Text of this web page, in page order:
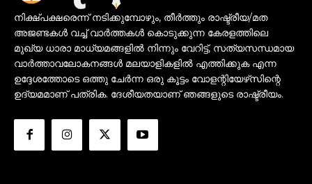
നിക്ഷ്പക്ഷരെന്ന് നടിക്കുമ്പോഴും, തീർത്തും രാഷ്ട്രീയ/മത
അജണ്ടകൾ വച്ച് വാർത്തകൾ കൊടുക്കുന്ന കേരളത്തിലെ
മുഖ്യ ധാരാ മാധ്യമങ്ങളിൽ നിന്നും വേറിട്ട്, സത്യസന്ധമായ
വാർത്താവലോകനങ്ങൾ മലയാളികളിൽ എത്തിക്കുക എന്ന
ഉദ്ദേശത്തോടെ ഒത്തു ചേർന്ന ഒരു കൂട്ടം വോളന്റിയേഴ്‌സിന്റെ
ഉദ്യമമാണ് പത്രിക. ദേശീയതയാണ് ഞങ്ങളുടെ രാഷ്ട്രീയം.